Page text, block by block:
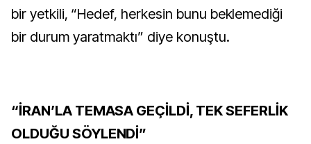
bir yetkili, “Hedef, herkesin bunu beklemediği
bir durum yaratmaktı” diye konuştu.
“İRAN’LA TEMASA GEÇİLDİ, TEK SEFERLİK
OLDUĞU SÖYLENDİ”